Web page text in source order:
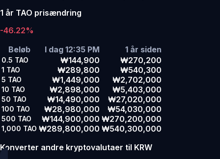
1 år TAO prisændring
-46.22%
Beløb
I dag 12:35 PM 1 år siden
0.5 TAO ₩144,900 ₩270,200
1 TAO ₩289,800 ₩540,300
5 TAO ₩1,449,000 ₩2,702,000
10 TAO ₩2,898,000 ₩5,403,000
50 TAO ₩14,490,000 ₩27,020,000
100 TAO ₩28,980,000 ₩54,030,000
500 TAO ₩144,900,000 ₩270,200,000
1,000 TAO ₩289,800,000 ₩540,300,000
Konverter andre kryptovalutaer til KRW